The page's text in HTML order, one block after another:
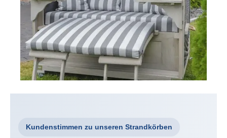
Kundenstimmen zu unseren Strandkörben